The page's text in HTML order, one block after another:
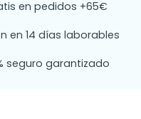
en pedidos +65€
en 14 días laborables
seguro garantizado